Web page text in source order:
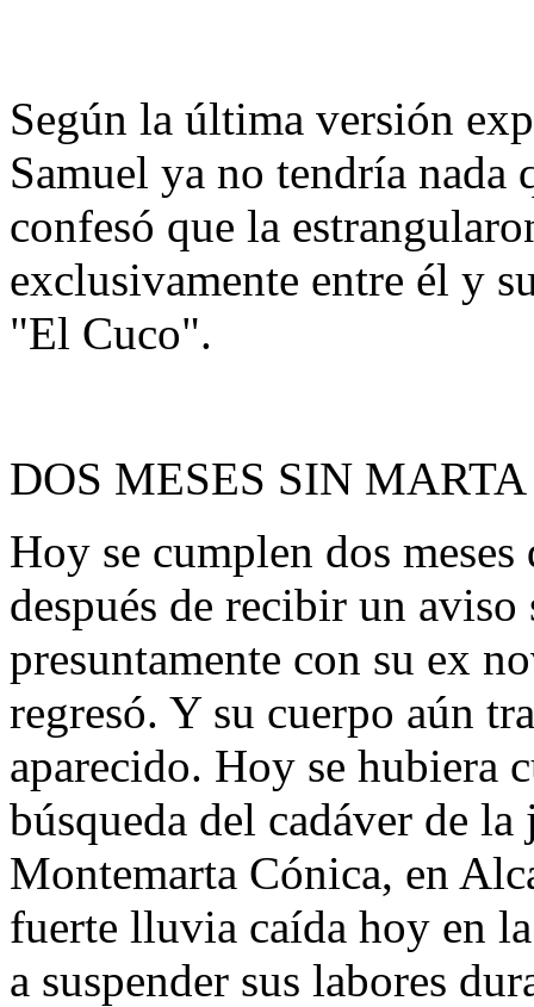
Según la última versión
Samuel ya no tendría nada
confesó que la
exclusivamente entre él y
"El Cuco".
DOS MESES SIN MARTA
Hoy se cumplen dos
después de recibir un aviso
presuntamente con su ex
regresó. Y su cuerpo aún
aparecido. Hoy se hubiera
búsqueda del cadáver de
Montemarta Cónica, en
fuerte lluvia caída hoy en
a suspender sus labores